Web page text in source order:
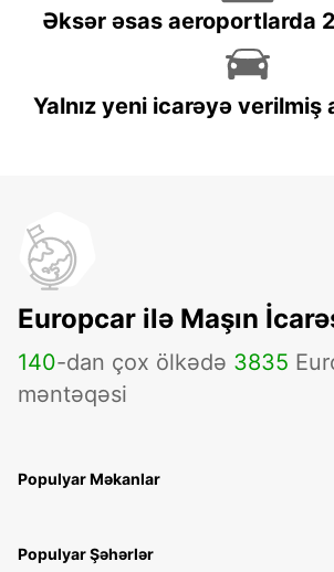
Əksər əsas aeroportlarda
Yalnız yeni icarəyə
Europcar ilə Maşın
140-dan çox ölkədə 3835
məntəqəsi
Populyar Məkanlar
Populyar Şəhərlər